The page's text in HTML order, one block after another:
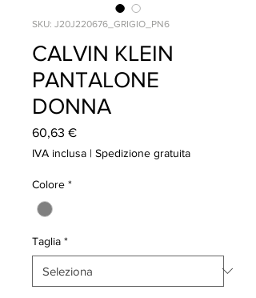
SKU: J20J220676_GRIGIO_PN6
CALVIN KLEIN
PANTALONE
DONNA
60,63 €Prezzo
IVA inclusa | Spedizione gratuita
Colore *
Taglia *